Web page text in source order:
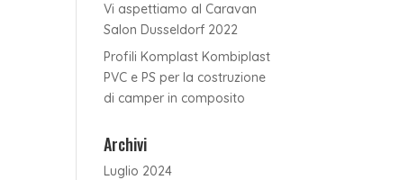
Vi aspettiamo al Caravan
Salon Dusseldorf 2022
Profili Komplast Kombiplast
PVC e PS per la costruzione
di camper in composito
Archivi
Luglio 2024